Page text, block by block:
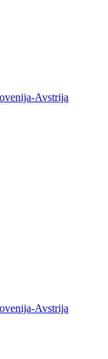
Avstrija
Avstrija